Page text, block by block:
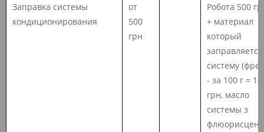
Заправка системы
кондиционирования
от
500
грн
Робота 500
+ материал
который
систему
- за 100 г =
грн, масло
системы з